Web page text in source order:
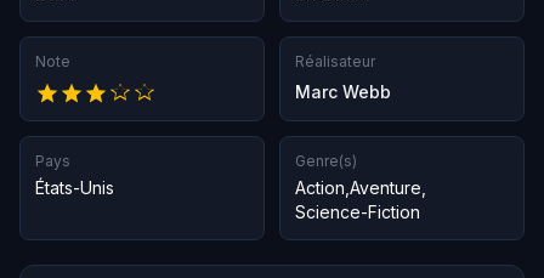
Note Réalisateur
Marc Webb
Pays
États-Unis
Genre(s)
Action Aventure
Science-Fiction